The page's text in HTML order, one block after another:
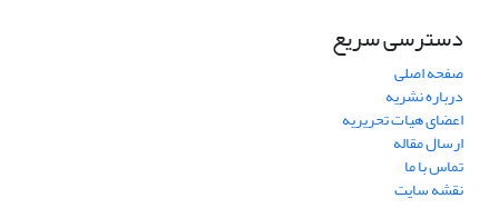
دسترسی سریع
صفحه اصلی
درباره نشریه
اعضای هیات تحریریه
ارسال مقاله
تماس با ما
نقشه سایت